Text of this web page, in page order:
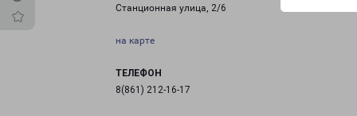
Станционная улица, 2/6
на карте
ТЕЛЕФОН
8(861) 212-16-17